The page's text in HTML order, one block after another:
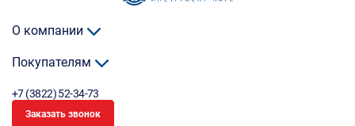
О компании
Покупателям
+7 (3822) 52-34-73
Заказать звонок